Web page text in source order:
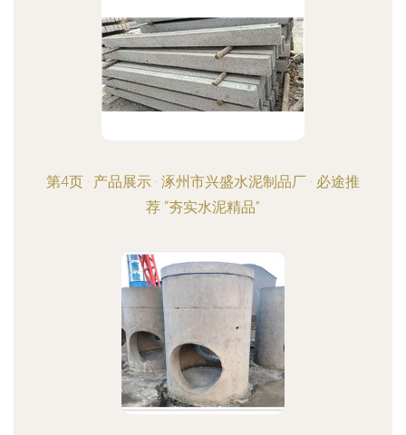
第4页 · 产品展示 · 涿州市兴盛水泥制品厂 · 必途推
荐 “夯实水泥精品”